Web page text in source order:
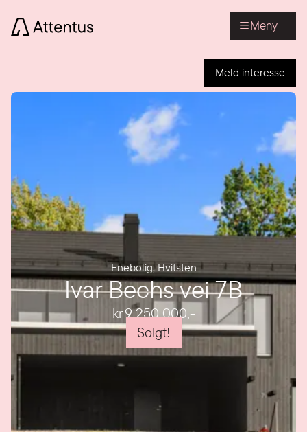
Meny
Meld interesse
Enebolig,Hvitsten
Ivar Bechs vei 7B
kr 9 250 000,-
Solgt!